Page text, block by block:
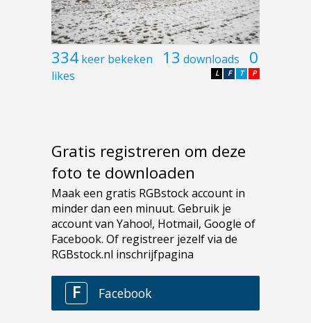
334 keer bekeken 13 downloads 0
likes P
T
F
L
Gratis registreren om deze
foto te downloaden